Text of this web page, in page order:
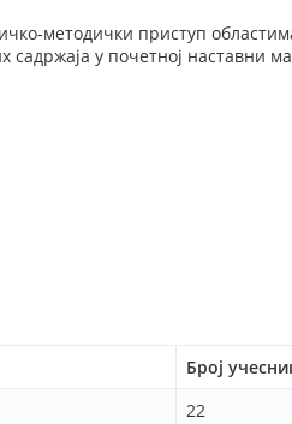
методички приступ
у почетној наставни
Број
22